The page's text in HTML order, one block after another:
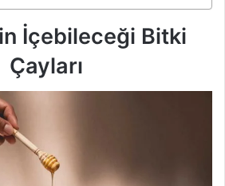
İçebileceği Bitki
Çayları